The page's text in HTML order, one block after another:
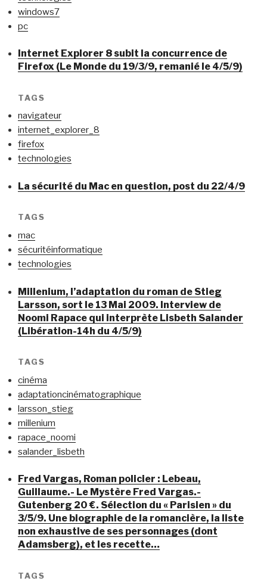
windows7
pc
Internet Explorer 8 subit la concurrence de
Firefox (Le Monde du 19/3/9, remanié le 4/5/9)
TAGS
navigateur
internet_explorer_8
firefox
technologies
La sécurité du Mac en question, post du 22/4/9
TAGS
mac
sécuritéinformatique
technologies
Millenium, l’adaptation du roman de Stieg
Larsson, sort le 13 Mai 2009. Interview de
Noomi Rapace qui interprète Lisbeth Salander
(Libération-14h du 4/5/9)
TAGS
cinéma
adaptationcinématographique
larsson_stieg
millenium
rapace_noomi
salander_lisbeth
Fred Vargas, Roman policier : Lebeau,
Guillaume.- Le Mystère Fred Vargas.-
Gutenberg 20 €. Sélection du « Parisien » du
3/5/9. Une biographie de la romancière, la liste
non exhaustive de ses personnages (dont
Adamsberg), et les recette…
TAGS